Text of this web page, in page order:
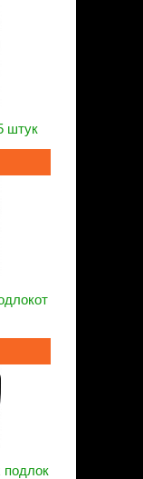
штук
подлок